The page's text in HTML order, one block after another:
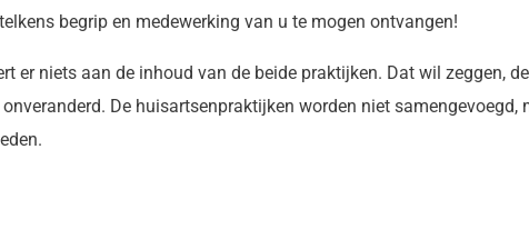
begrip en medewerking van u te mogen ontvangen!
er niets aan de inhoud van de beide praktijken. Dat wil zeggen,
De huisartsenpraktijken worden niet samengevoegd,